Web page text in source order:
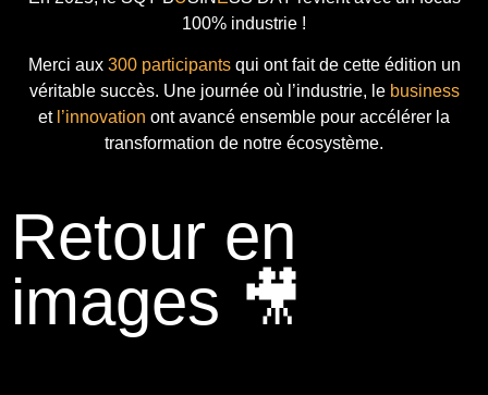
100% industrie !
Merci aux 300 participantsqui ont fait de cette édition un
véritable succès. Une journée où l’industrie, le business
et l’innovation ont avancé ensemble pour accélérer la
transformation de notre écosystème.
Retour en
images 🎥